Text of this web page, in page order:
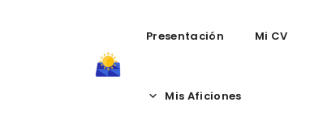
Presentación Mi CV
Mis Aficiones